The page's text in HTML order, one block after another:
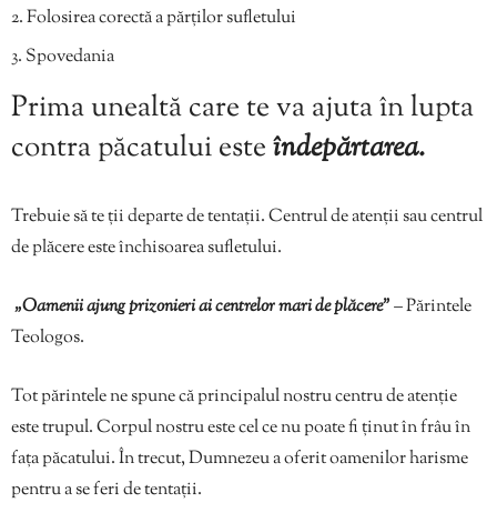
Folosirea corectă a părților sufletului
Spovedania
Prima unealtă care te va ajuta în lupta
contra păcatului esteîndepărtarea.
Trebuie să te ții departe de tentații. Centrul de atenții sau centrul
de plăcere este închisoarea sufletului.
„Oamenii ajung prizonieri ai centrelor mari de plăcere”– Părintele
Teologos.
Tot părintele ne spune că principalul nostru centru de atenție
este trupul. Corpul nostru este cel ce nu poate fi ținut în frâu în
fața păcatului. În trecut, Dumnezeu a oferit oamenilor harisme
pentru a se feri de tentații.